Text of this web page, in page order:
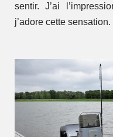
sentir. J’ai
j’adore cette sensation.